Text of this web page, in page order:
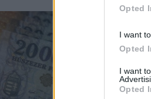
Opted
I want
Opted
I want
Opted